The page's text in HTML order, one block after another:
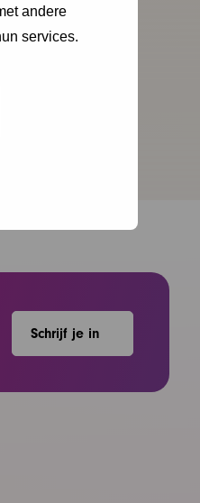
andere
services.
Schrijf je in